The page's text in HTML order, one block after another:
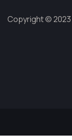
Copyright © 2023